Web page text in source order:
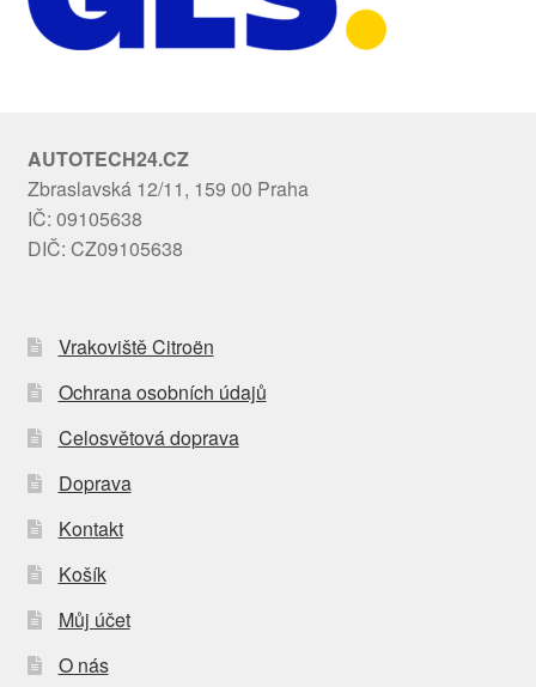
AUTOTECH24.CZ
Zbraslavská 12/11, 159 00 Praha
IČ: 09105638
DIČ: CZ09105638
Vrakoviště Citroën
Ochrana osobních údajů
Celosvětová doprava
Doprava
Kontakt
Košík
Můj účet
O nás